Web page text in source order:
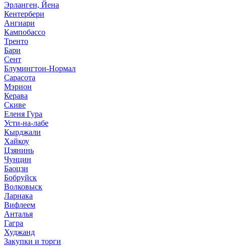
Эрланген, Йена
Кентербери
Ангиари
Кампобассо
Тренто
Бари
Сент
Блумингтон-Нормал
Сарасота
Мэрион
Керава
Скиве
Еленя Гура
Усти-на-лабе
Кырджали
Хайкоу
Цзянинь
Чунцин
Баоцзи
Бобруйск
Волковыск
Ларнака
Вифлеем
Анталья
Гагра
Худжанд
Закупки и торги